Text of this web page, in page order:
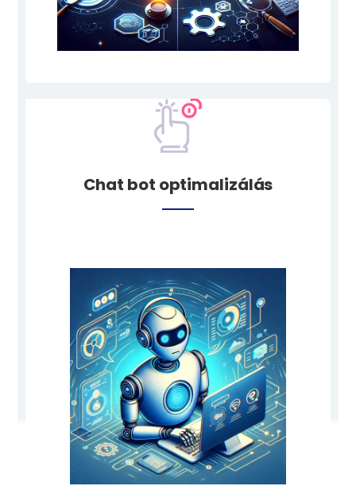
Chat bot optimalizálás